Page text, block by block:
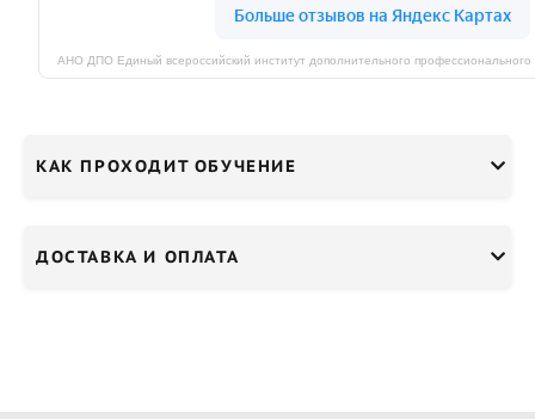
КАК ПРОХОДИТ ОБУЧЕНИЕ
ДОСТАВКА И ОПЛАТА